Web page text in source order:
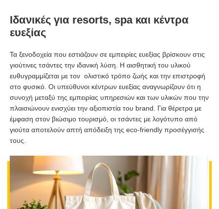
Ιδανικές για resorts, spa και κέντρα
ευεξίας
Τα ξενοδοχεία που εστιάζουν σε εμπειρίες ευεξίας βρίσκουν στις
γιούτινες τσάντες την ιδανική λύση. Η αισθητική του υλικού
ευθυγραμμίζεται με τον ολιστικό τρόπο ζωής και την επιστροφή
στο φυσικό. Οι υπεύθυνοι κέντρων ευεξίας αναγνωρίζουν ότι η
συνοχή μεταξύ της εμπειρίας υπηρεσιών και των υλικών που την
πλαισιώνουν ενισχύει την αξιοπιστία του brand. Για θέρετρα με
έμφαση στον βιώσιμο τουρισμό, οι τσάντες με λογότυπο από
γιούτα αποτελούν απτή απόδειξη της eco-friendly προσέγγισής
τους.